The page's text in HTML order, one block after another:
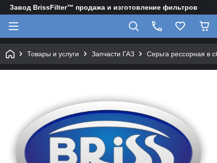
Завод BrissFilter™ продажа и изготовление фильтров
Товары и услуги Запчасти ГАЗ Серьга рессорная в